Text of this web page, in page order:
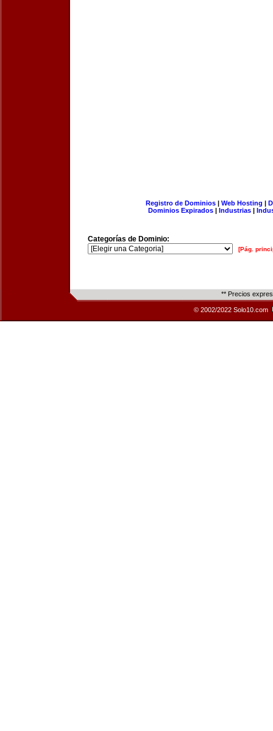
Registro de Dominios| Web Hosting |
Dominios Expirados | Industrias |
Categorías de Dominio:
[Pág.
** Precios
© 2002/2022 Solo10.com